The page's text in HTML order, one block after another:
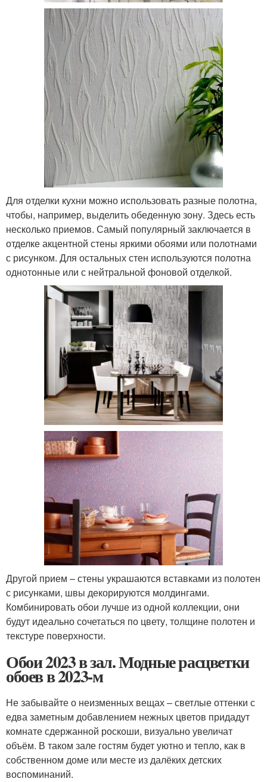
Для отделки кухни можно использовать разные полотна,
чтобы, например, выделить обеденную зону. Здесь есть
несколько приемов. Самый популярный заключается в
отделке акцентной стены яркими обоями или полотнами
с рисунком. Для остальных стен используются полотна
однотонные или с нейтральной фоновой отделкой.
Другой прием – стены украшаются вставками из полотен
с рисунками, швы декорируются молдингами.
Комбинировать обои лучше из одной коллекции, они
будут идеально сочетаться по цвету, толщине полотен и
текстуре поверхности.
Обои 2023 в зал. Модные расцветки
обоев в 2023-м
Не забывайте о неизменных вещах – светлые оттенки с
едва заметным добавлением нежных цветов придадут
комнате сдержанной роскоши, визуально увеличат
объём. В таком зале гостям будет уютно и тепло, как в
собственном доме или месте из далёких детских
воспоминаний.